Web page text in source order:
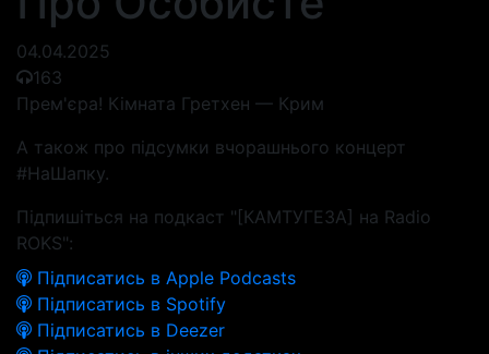
04.04.2025
163
Прем'єра! Кімната Гретхен — Крим
А також про підсумки вчорашнього концерт
#НаШапку.
Підпишіться на подкаст "[КАМТУГЕЗА] на Radio
ROKS":
Підписатись в Apple Podcasts
Підписатись в Spotify
Підписатись в Deezer